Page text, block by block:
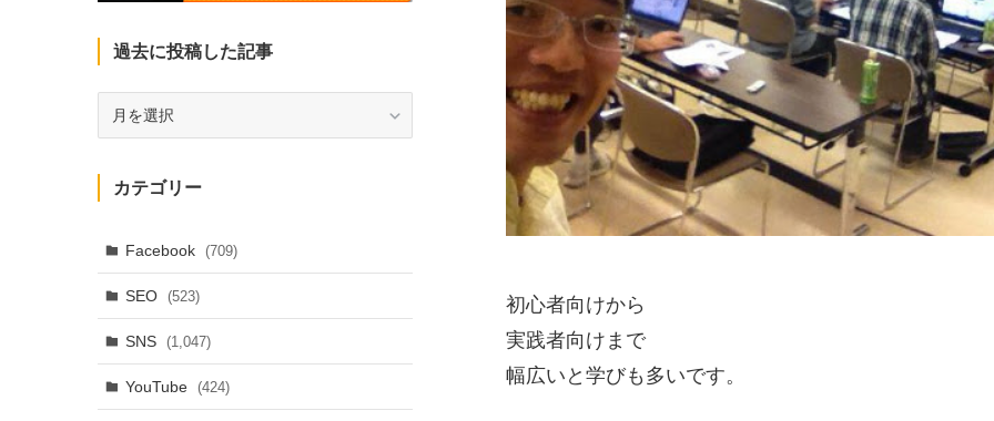
初心者向けから
実践者向けまで
幅広いと学びも多いです。
過去に投稿した記事
投
稿
た
記
事
カテゴリー
Facebook (709)
SEO (523)
SNS (1,047)
YouTube (424)